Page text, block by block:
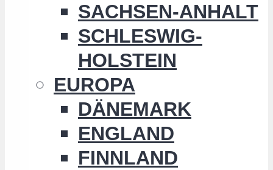
SACHSEN-ANHALT
SCHLESWIG-
HOLSTEIN
EUROPA
DÄNEMARK
ENGLAND
FINNLAND